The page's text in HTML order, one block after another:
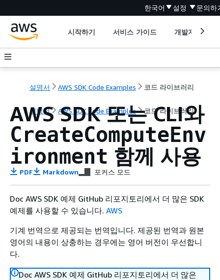
한국어 설정 문의하
시작하기 서비스 가이드 개발자 도구
설명서 AWS SDK Code Examples 코드 라이브러리
설명서 AWS SDK Code Examples 코드 라이브러리
AWS SDK 또는 CLI와
CreateComputeEnv
ironment 함께 사용
PDF Markdown 포커스 모드
Doc AWS SDK 예제 GitHub 리포지토리에서 더 많은 SDK
예제를 사용할 수 있습니다. AWS
기계 번역으로 제공되는 번역입니다. 제공된 번역과 원본
영어의 내용이 상충하는 경우에는 영어 버전이 우선합니
다.
Doc AWS SDK 예제 GitHub 리포지토리에서 더 많은